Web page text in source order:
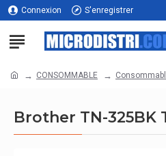
Connexion S'enregistrer
CONSOMMABLE
Brother TN-325BK